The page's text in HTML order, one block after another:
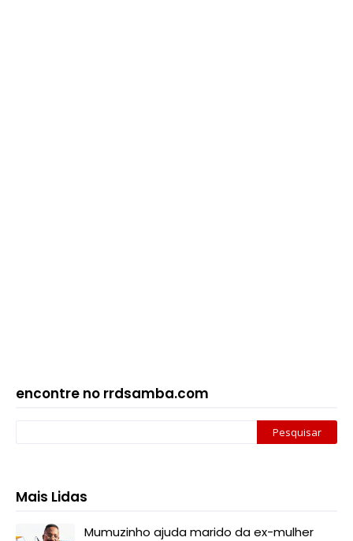
encontre no rrdsamba.com
Mais Lidas
Mumuzinho ajuda marido da ex-mulher